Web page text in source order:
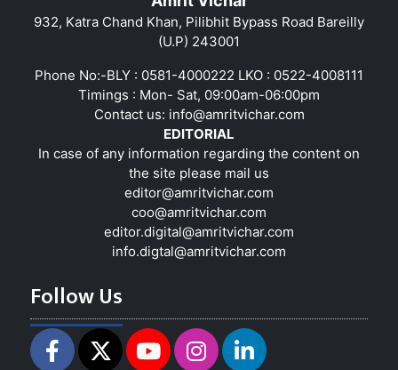
932, Katra Chand Khan, Pilibhit Bypass Road Bareilly
(U.P) 243001
Phone No:-BLY : 0581-4000222 LKO : 0522-4008111
Timings : Mon- Sat, 09:00am-06:00pm
Contact us: info@amritvichar.com
EDITORIAL
In case of any information regarding the content on
the site please mail us
editor@amritvichar.com
coo@amritvichar.com
editor.digital@amritvichar.com
info.digtal@amritvichar.com
Follow Us